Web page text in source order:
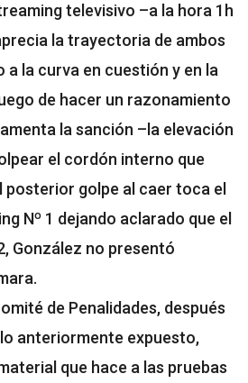
televisivo –a la hora 1h
la trayectoria de ambos
a la curva en cuestión y en la
de hacer un razonamiento
la sanción –la elevación
el cordón interno que
posterior golpe al caer toca el
Nº 1 dejando aclarado que el
González no presentó
de Penalidades, después
anteriormente expuesto,
que hace a las pruebas